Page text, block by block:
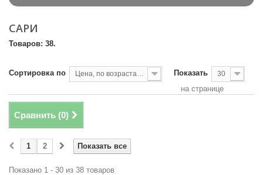
САРИ
Товаров: 38.
Сортировка по Цена, по возрастанию Показать 30
на странице
Сравнить (0)
Показать все
1 2
Показано 1 - 30 из 38 товаров